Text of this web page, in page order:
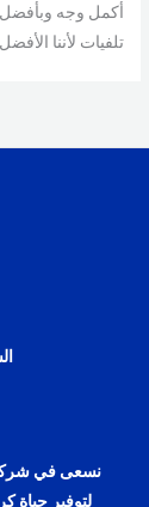
أكمل وجه وبأفضل
تلفيات لأننا
نسعى في
لتوفير حياة